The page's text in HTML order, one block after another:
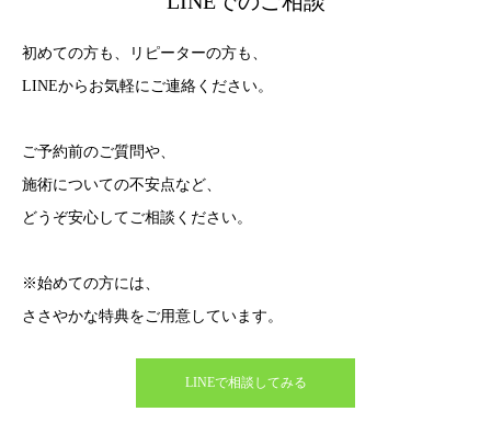
初めての方も、リピーターの方も、
LINEからお気軽にご連絡ください。
ご予約前のご質問や、
施術についての不安点など、
どうぞ安心してご相談ください。
※始めての方には、
ささやかな特典をご用意しています。
LINEで相談してみる